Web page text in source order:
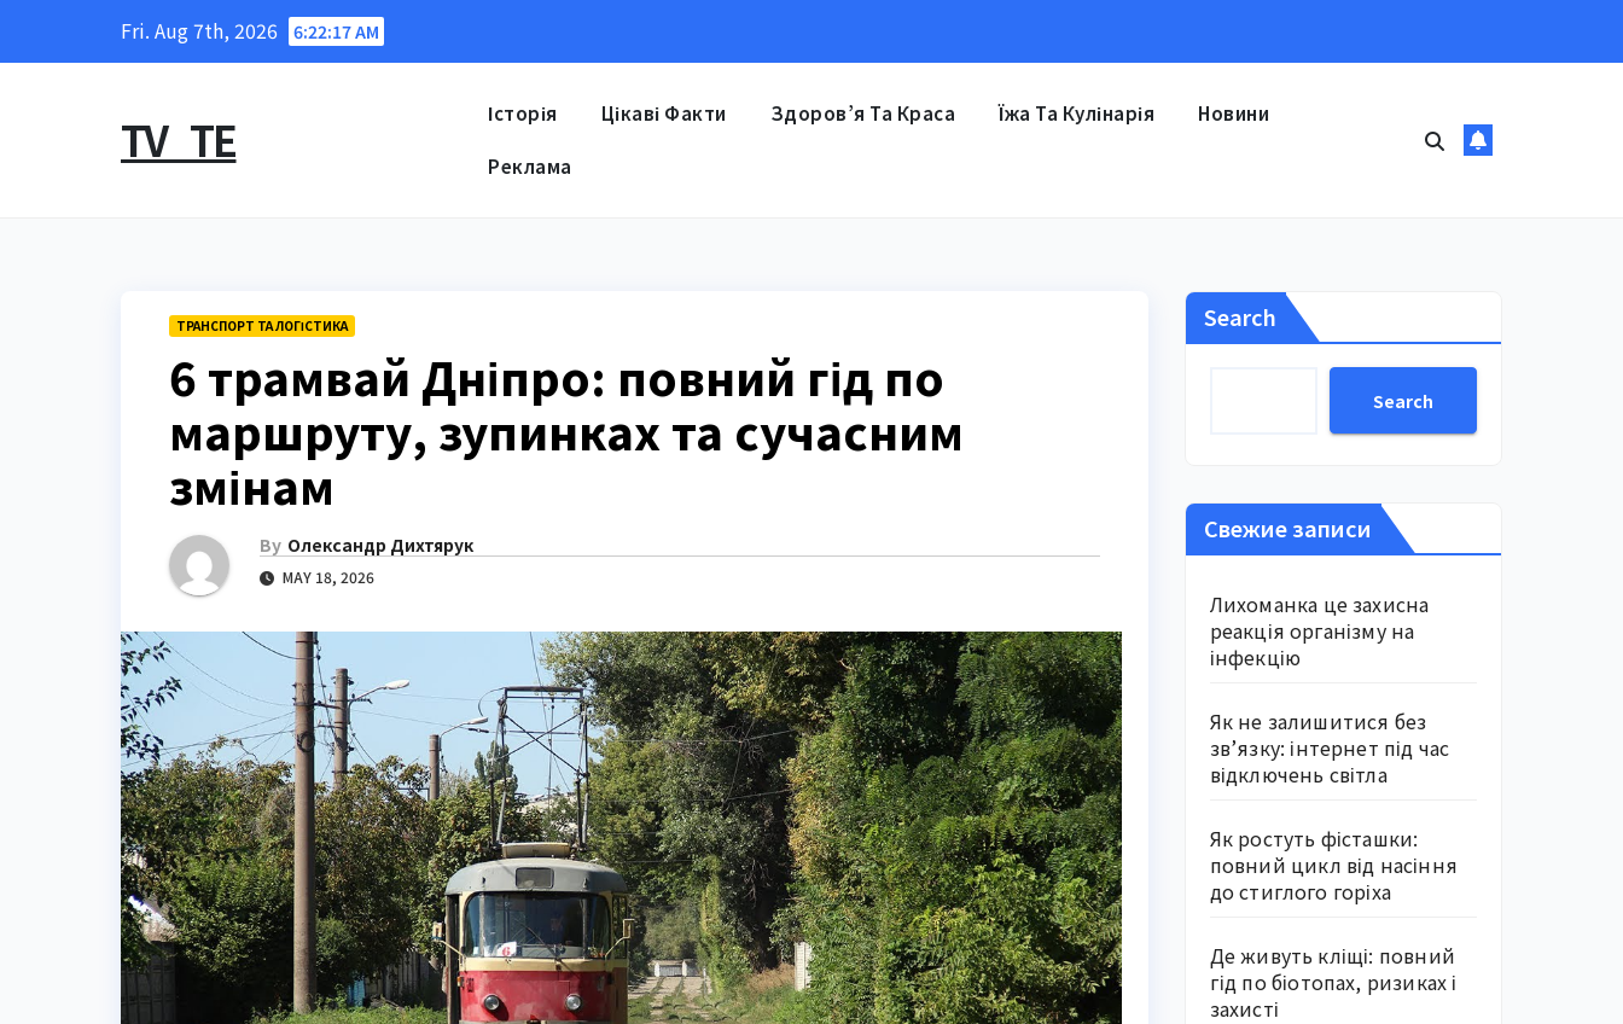
Fri. Aug 7th, 2026 6:22:18 AM
TV_TE Історія Цікаві Факти Здоров’я Та Краса Їжа Та Кулінарія Новини
Реклама
ТРАНСПОРТ ТА ЛОГІСТИКА
6 трамвай Дніпро: повний гід по
маршруту, зупинках та сучасним
змінам
By Олександр Дихтярук
MAY 18, 2026
Search
Search
Свежие записи
Лихоманка це захисна
реакція організму на
інфекцію
Як не залишитися без
зв’язку: інтернет під час
відключень світла
Як ростуть фісташки:
повний цикл від насіння
до стиглого горіха
Де живуть кліщі: повний
гід по біотопах, ризиках і
захисті